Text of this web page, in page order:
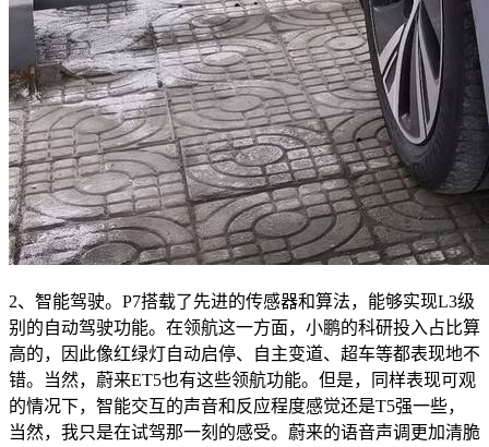
2、智能驾驶。P7搭载了先进的传感器和算法，能够实现L3级
别的自动驾驶功能。在领航这一方面，小鹏的科研投入占比算
高的，因此像红绿灯自动启停、自主变道、超车等都表现地不
错。当然，蔚来ET5也有这些领航功能。但是，同样表现可观
的情况下，智能交互的声音和反应程度感觉还是T5强一些，
当然，我只是在试驾那一刻的感受。蔚来的语音声调更加清脆